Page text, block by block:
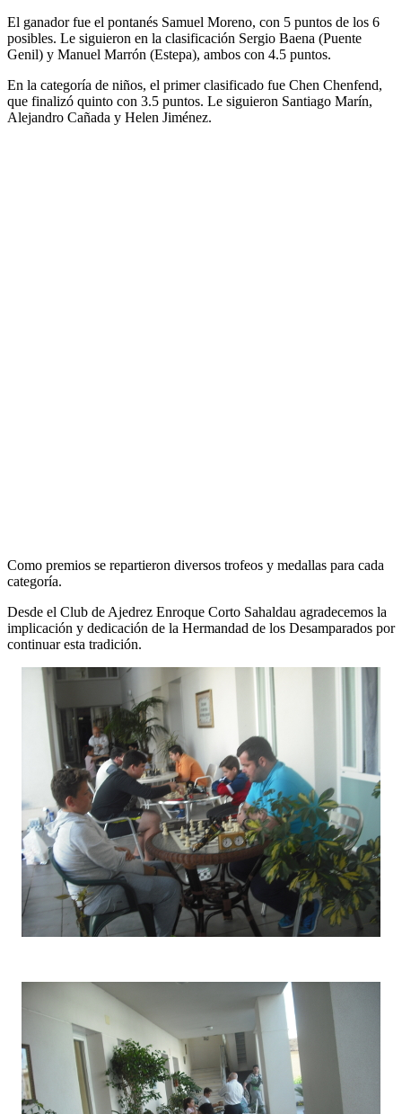
El ganador fue el pontanés Samuel Moreno, con 5 puntos de los 6
posibles. Le siguieron en la clasificación Sergio Baena (Puente
Genil) y Manuel Marrón (Estepa), ambos con 4.5 puntos.
En la categoría de niños, el primer clasificado fue Chen Chenfend,
que finalizó quinto con 3.5 puntos. Le siguieron Santiago Marín,
Alejandro Cañada y Helen Jiménez.
Como premios se repartieron diversos trofeos y medallas para cada
categoría.
Desde el Club de Ajedrez Enroque Corto Sahaldau agradecemos la
implicación y dedicación de la Hermandad de los Desamparados por
continuar esta tradición.